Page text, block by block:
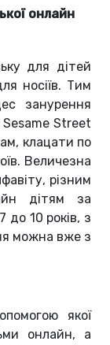
онлайн
для дітей
носіїв. Тим
занурення
Sesame Street
клацати по
Величезна
різним
дітям за
до 10 років, з
можна вже з
якої
онлайн, а